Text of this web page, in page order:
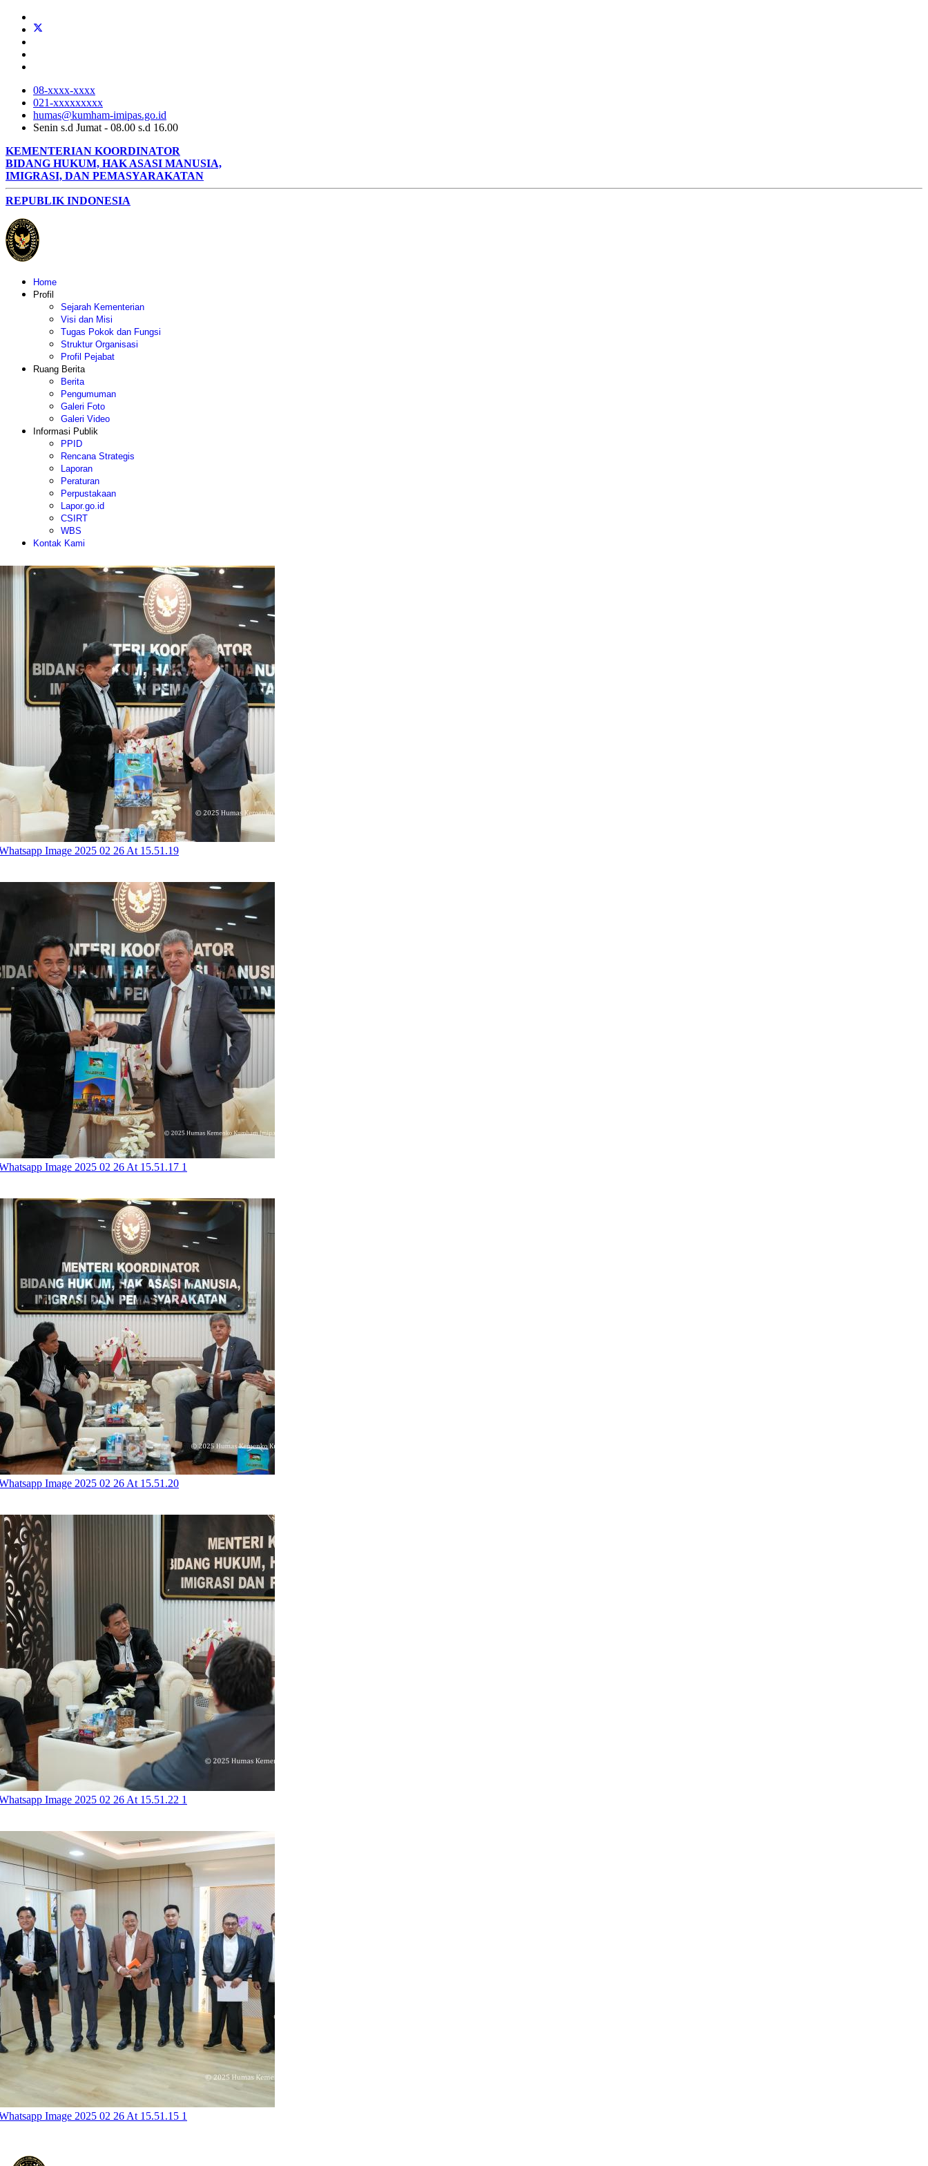
08-xxxx-xxxx
021-xxxxxxxxx
humas@kumham-imipas.go.id
Senin s.d Jumat - 08.00 s.d 16.00
KEMENTERIAN KOORDINATOR
BIDANG HUKUM, HAK ASASI MANUSIA,
IMIGRASI, DAN PEMASYARAKATAN
REPUBLIK INDONESIA
Home
Profil
Sejarah Kementerian
Visi dan Misi
Tugas Pokok dan Fungsi
Struktur Organisasi
Profil Pejabat
Ruang Berita
Berita
Pengumuman
Galeri Foto
Galeri Video
Informasi Publik
PPID
Rencana Strategis
Laporan
Peraturan
Perpustakaan
Lapor.go.id
CSIRT
WBS
Kontak Kami
Image 2025 02 26 At 15.51.19
Image 2025 02 26 At 15.51.17 1
Image 2025 02 26 At 15.51.20
Image 2025 02 26 At 15.51.22 1
Image 2025 02 26 At 15.51.15 1